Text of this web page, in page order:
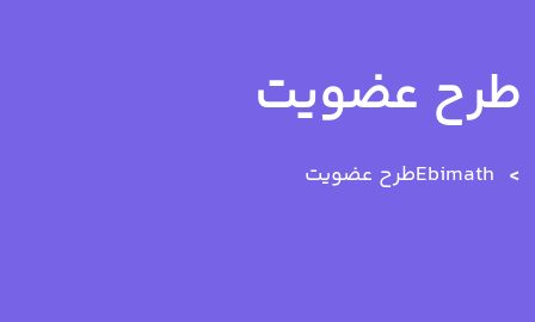
طرح عضویت
Ebimathطرح عضویت